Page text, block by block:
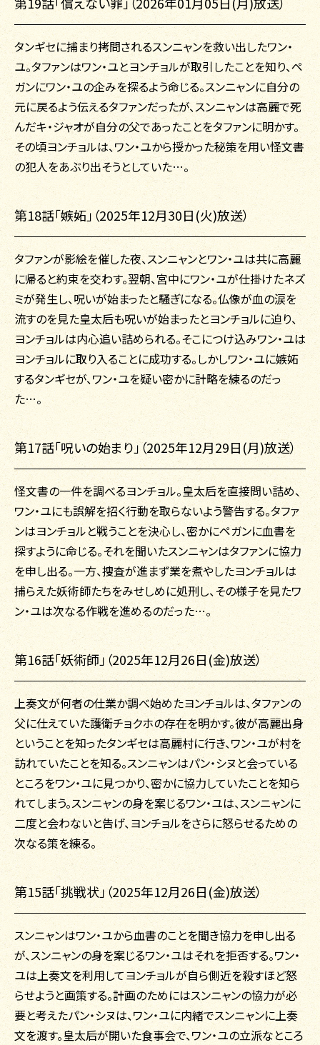
タンギセに捕まり拷問されるスンニャンを救い出したワン・
ユ。タファンはワン・ユとヨンチョルが取引したことを知り、ペ
ガンにワン・ユの企みを探るよう命じる。スンニャンに自分の
元に戻るよう伝えるタファンだったが、スンニャンは高麗で死
んだキ・ジャオが自分の父であったことをタファンに明かす。
その頃ヨンチョルは、ワン・ユから授かった秘策を用い怪文書
の犯人をあぶり出そうとしていた…。
第18話「嫉妬」（2025年12月30日(火)放送）
タファンが影絵を催した夜、スンニャンとワン・ユは共に高麗
に帰ると約束を交わす。翌朝、宮中にワン・ユが仕掛けたネズ
ミが発生し、呪いが始まったと騒ぎになる。仏像が血の涙を
流すのを見た皇太后も呪いが始まったとヨンチョルに迫り、
ヨンチョルは内心追い詰められる。そこにつけ込みワン・ユは
ヨンチョルに取り入ることに成功する。しかしワン・ユに嫉妬
するタンギセが、ワン・ユを疑い密かに計略を練るのだっ
た…。
第17話「呪いの始まり」（2025年12月29日(月)放送）
怪文書の一件を調べるヨンチョル。皇太后を直接問い詰め、
ワン・ユにも誤解を招く行動を取らないよう警告する。タファ
ンはヨンチョルと戦うことを決心し、密かにペガンに血書を
探すように命じる。それを聞いたスンニャンはタファンに協力
を申し出る。一方、捜査が進まず業を煮やしたヨンチョルは
捕らえた妖術師たちをみせしめに処刑し、その様子を見たワ
ン・ユは次なる作戦を進めるのだった…。
第16話「妖術師」（2025年12月26日(金)放送）
上奏文が何者の仕業か調べ始めたヨンチョルは、タファンの
父に仕えていた護衛チョクホの存在を明かす。彼が高麗出身
ということを知ったタンギセは高麗村に行き、ワン・ユが村を
訪れていたことを知る。スンニャンはパン・シヌと会っている
ところをワン・ユに見つかり、密かに協力していたことを知ら
れてしまう。スンニャンの身を案じるワン・ユは、スンニャンに
二度と会わないと告げ、ヨンチョルをさらに怒らせるための
次なる策を練る。
第15話「挑戦状」（2025年12月26日(金)放送）
スンニャンはワン・ユから血書のことを聞き協力を申し出る
が、スンニャンの身を案じるワン・ユはそれを拒否する。ワン・
ユは上奏文を利用してヨンチョルが自ら側近を殺すほど怒
らせようと画策する。計画のためにはスンニャンの協力が必
要と考えたパン・シヌは、ワン・ユに内緒でスンニャンに上奏
文を渡す。皇太后が開いた食事会で、ワン・ユの立派なところ